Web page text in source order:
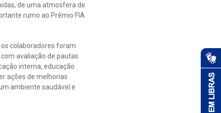
de uma atmosfera de
rumo ao Prêmio FIA
colaboradores foram
avaliação de pautas
interna, educação
ações de melhorias
ambiente saudável e